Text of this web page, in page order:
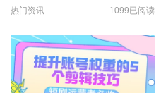
热门资讯 1099已阅读